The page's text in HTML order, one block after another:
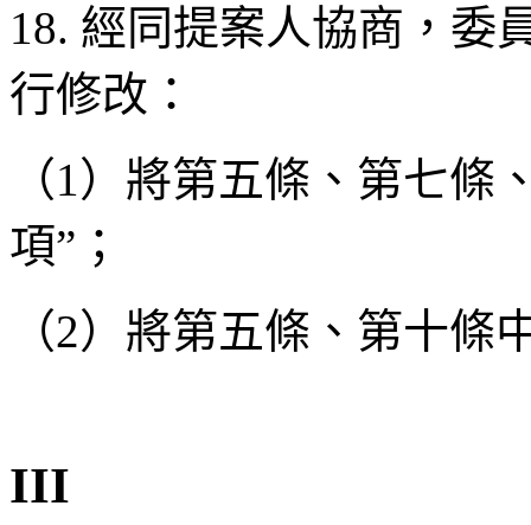
18. 經同提案人協商，委
行修改：
（1）將第五條、第七條
項”；
（2）將第五條、第十條
III